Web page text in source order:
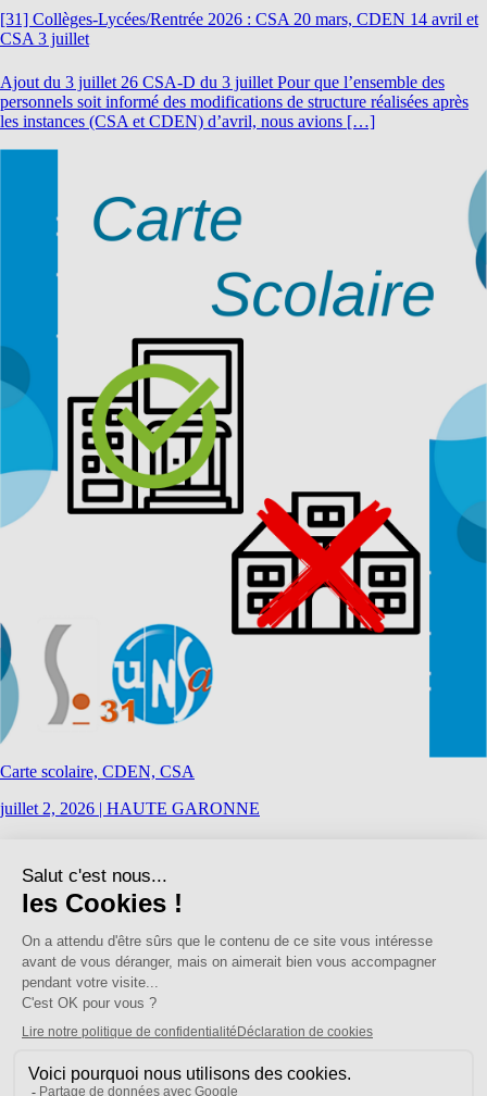
[31] Collèges-Lycées/Rentrée 2026 : CSA 20 mars, CDEN 14 avril et
CSA 3 juillet
Ajout du 3 juillet 26 CSA-D du 3 juillet Pour que l’ensemble des
personnels soit informé des modifications de structure réalisées après
les instances (CSA et CDEN) d’avril, nous avions […]
Carte scolaire, CDEN, CSA
juillet 2, 2026 | HAUTE GARONNE
24 août
Table des matières Vous voulez que le SE-Unsa intervienne pour votre
école,au GT du 9 juillet, puis au CSA-D du 24 août. Détaillez votre
situation par mél au 31@se-unsa.org La […]